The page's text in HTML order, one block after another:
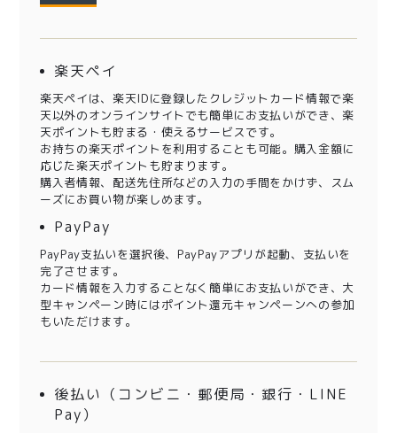
楽天ペイ
楽天ペイは、楽天IDに登録したクレジットカード情報で楽
天以外のオンラインサイトでも簡単にお支払いができ、楽
天ポイントも貯まる・使えるサービスです。
お持ちの楽天ポイントを利用することも可能。購入金額に
応じた楽天ポイントも貯まります。
購入者情報、配送先住所などの入力の手間をかけず、スム
ーズにお買い物が楽しめます。
PayPay
PayPay支払いを選択後、PayPayアプリが起動、支払いを
完了させます。
カード情報を入力することなく簡単にお支払いができ、大
型キャンペーン時にはポイント還元キャンペーンへの参加
もいただけます。
後払い（コンビニ・郵便局・銀行・LINE
Pay）